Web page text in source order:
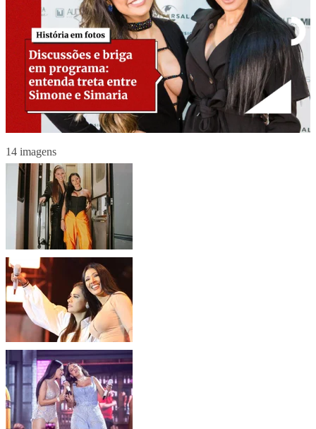
14 imagens